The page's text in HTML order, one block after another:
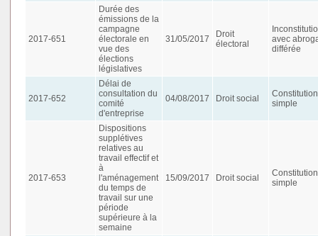
2017-651
Durée des
émissions de la
campagne
électorale en
vue des
élections
législatives
31/05/2017
Droit
électoral
avec
différée
2017-652
Délai de
consultation du
comité
d'entreprise
04/08/2017 Droit social
simple
2017-653
Dispositions
supplétives
relatives au
travail effectif et
à
l'aménagement
du temps de
travail sur une
période
supérieure à la
semaine
15/09/2017 Droit social
simple